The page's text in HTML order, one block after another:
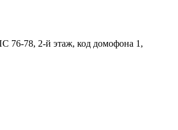
76-78, 2-й этаж, код домофона 1,